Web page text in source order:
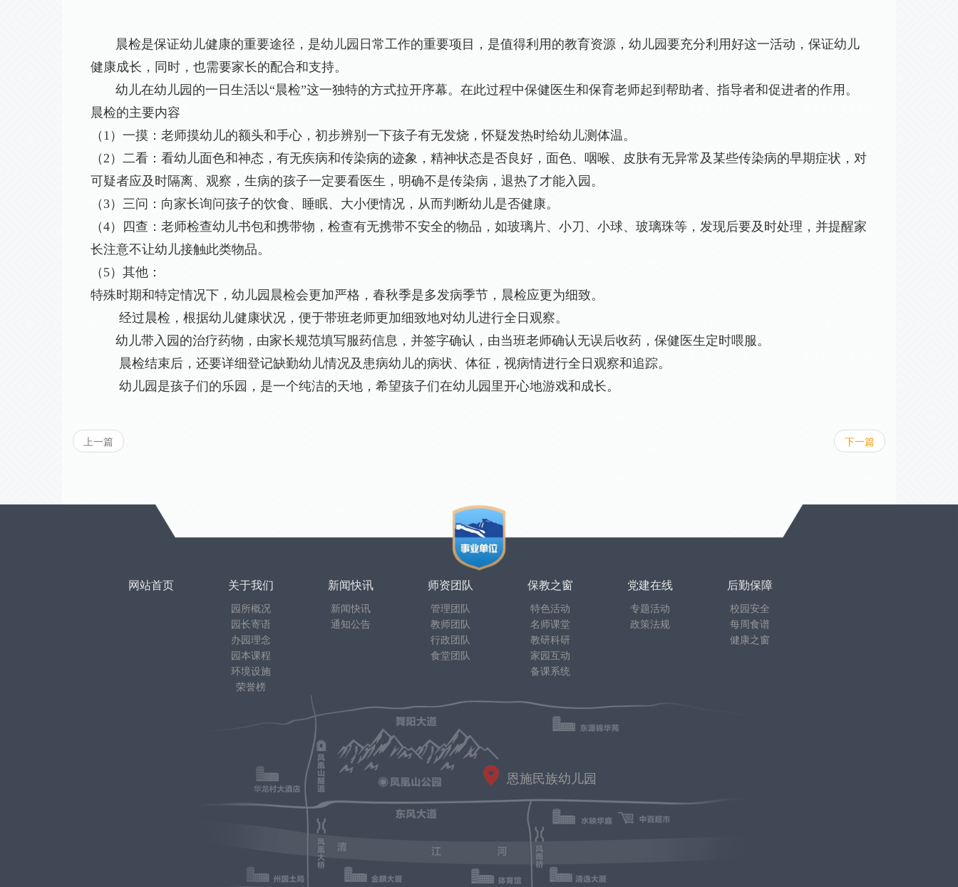
晨检是保证幼儿健康的重要途径，是幼儿园日常工作的重要项目，是值得利用的教育资源，幼儿园要充分利用好这一活动，保证幼儿
健康成长，同时，也需要家长的配合和支持。
幼儿在幼儿园的一日生活以“晨检”这一独特的方式拉开序幕。在此过程中保健医生和保育老师起到帮助者、指导者和促进者的作用。
晨检的主要内容
（1）一摸：老师摸幼儿的额头和手心，初步辨别一下孩子有无发烧，怀疑发热时给幼儿测体温。
（2）二看：看幼儿面色和神态，有无疾病和传染病的迹象，精神状态是否良好，面色、咽喉、皮肤有无异常及某些传染病的早期症状，对
可疑者应及时隔离、观察，生病的孩子一定要看医生，明确不是传染病，退热了才能入园。
（3）三问：向家长询问孩子的饮食、睡眠、大小便情况，从而判断幼儿是否健康。
（4）四查：老师检查幼儿书包和携带物，检查有无携带不安全的物品，如玻璃片、小刀、小球、玻璃珠等，发现后要及时处理，并提醒家
长注意不让幼儿接触此类物品。
（5）其他：
特殊时期和特定情况下，幼儿园晨检会更加严格，春秋季是多发病季节，晨检应更为细致。
经过晨检，根据幼儿健康状况，便于带班老师更加细致地对幼儿进行全日观察。
幼儿带入园的治疗药物，由家长规范填写服药信息，并签字确认，由当班老师确认无误后收药，保健医生定时喂服。
晨检结束后，还要详细登记缺勤幼儿情况及患病幼儿的病状、体征，视病情进行全日观察和追踪。
幼儿园是孩子们的乐园，是一个纯洁的天地，希望孩子们在幼儿园里开心地游戏和成长。
上一篇 下一篇
网站首页 关于我们
园所概况
园长寄语
办园理念
园本课程
环境设施
荣誉榜
新闻快讯
新闻快讯
通知公告
师资团队
管理团队
教师团队
行政团队
食堂团队
保教之窗
特色活动
名师课堂
教研科研
家园互动
备课系统
党建在线
专题活动
政策法规
后勤保障
校园安全
每周食谱
健康之窗
恩施民族幼儿园